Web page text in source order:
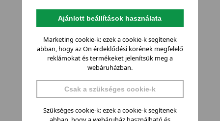
Ajánlott beállítások használata
Marketing cookie-k: ezek a cookie-k segítenek
abban, hogy az Ön érdeklődési körének megfelelő
reklámokat és termékeket jelenítsük meg a
webáruházban.
Csak a szükséges cookie-k
Szükséges cookie-k: ezek a cookie-k segítenek